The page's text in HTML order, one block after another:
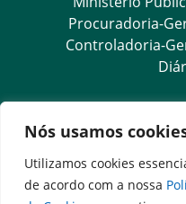
Nós usamos
Utilizamos cookies
de acordo com a nossa
Procuradoria-
Controladoria-
Ouvidoria